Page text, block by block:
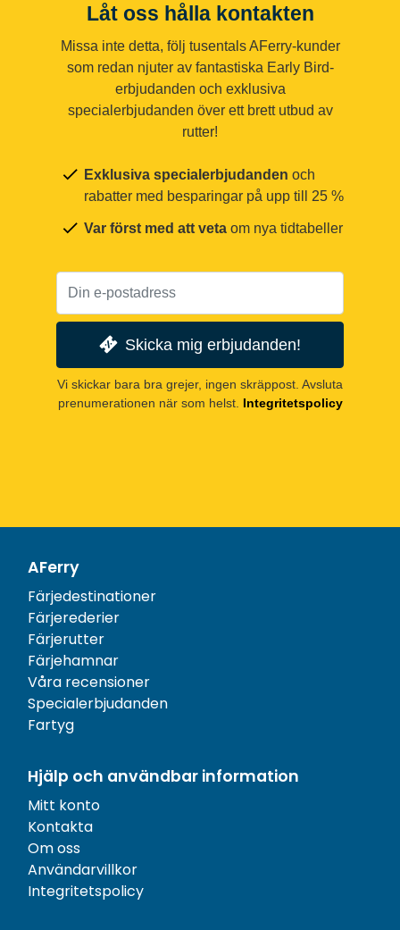
Låt oss hålla kontakten
Missa inte detta, följ tusentals AFerry-kunder
som redan njuter av fantastiska Early Bird-
erbjudanden och exklusiva
specialerbjudanden över ett brett utbud av
rutter!
Exklusiva specialerbjudanden och
rabatter med besparingar på upp till 25 %
Var först med att veta om nya tidtabeller
Skicka mig erbjudanden!
Vi skickar bara bra grejer, ingen skräppost. Avsluta
prenumerationen när som helst. Integritetspolicy
AFerry
Färjedestinationer
Färjerederier
Färjerutter
Färjehamnar
Våra recensioner
Specialerbjudanden
Fartyg
Hjälp och användbar information
Mitt konto
Kontakta
Om oss
Användarvillkor
Integritetspolicy